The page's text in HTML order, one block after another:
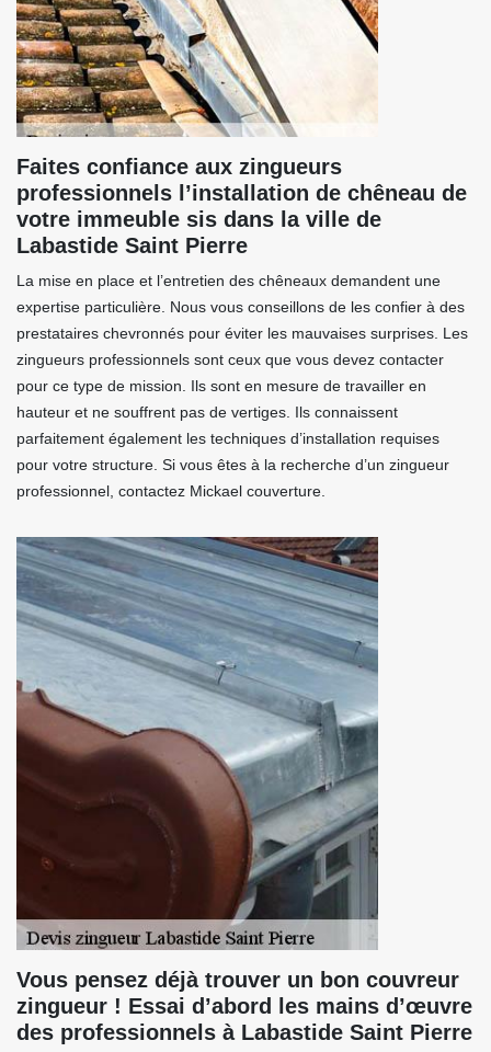
Faites confiance aux zingueurs
professionnels l’installation de chêneau de
votre immeuble sis dans la ville de
Labastide Saint Pierre
La mise en place et l’entretien des chêneaux demandent une
expertise particulière. Nous vous conseillons de les confier à des
prestataires chevronnés pour éviter les mauvaises surprises. Les
zingueurs professionnels sont ceux que vous devez contacter
pour ce type de mission. Ils sont en mesure de travailler en
hauteur et ne souffrent pas de vertiges. Ils connaissent
parfaitement également les techniques d’installation requises
pour votre structure. Si vous êtes à la recherche d’un zingueur
professionnel, contactez Mickael couverture.
Vous pensez déjà trouver un bon couvreur
zingueur ! Essai d’abord les mains d’œuvre
des professionnels à Labastide Saint Pierre